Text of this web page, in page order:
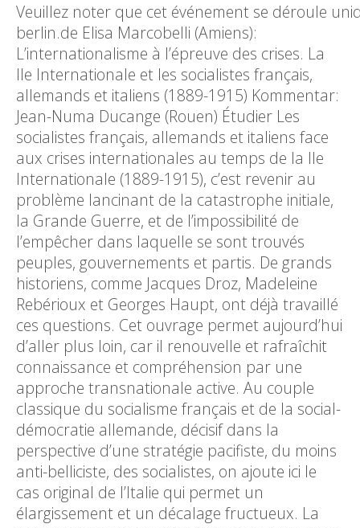
Veuillez noter que cet événement se déroule
berlin.de Elisa Marcobelli (Amiens):
L’internationalisme à l’épreuve des crises. La
IIe Internationale et les socialistes français,
allemands et italiens (1889-1915) Kommentar:
Jean-Numa Ducange (Rouen) Étudier Les
socialistes français, allemands et italiens face
aux crises internationales au temps de la IIe
Internationale (1889-1915), c’est revenir au
problème lancinant de la catastrophe initiale,
la Grande Guerre, et de l’impossibilité de
l’empêcher dans laquelle se sont trouvés
peuples, gouvernements et partis. De grands
historiens, comme Jacques Droz, Madeleine
Rebérioux et Georges Haupt, ont déjà travaillé
ces questions. Cet ouvrage permet aujourd’hui
d’aller plus loin, car il renouvelle et rafraîchit
connaissance et compréhension par une
approche transnationale active. Au couple
classique du socialisme français et de la social-
démocratie allemande, décisif dans la
perspective d’une stratégie pacifiste, du moins
anti-belliciste, des socialistes, on ajoute ici le
cas original de l’Italie qui permet un
élargissement et un décalage fructueux. La